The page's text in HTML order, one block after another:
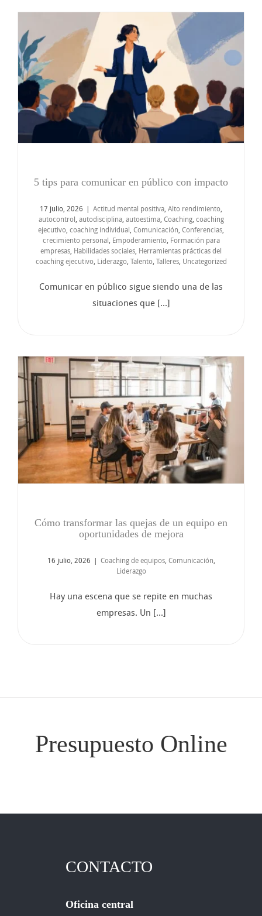
5 tips para comunicar en público con impacto
17 julio, 2026 Actitud mental positiva, Alto rendimiento,
autocontrol , autodisciplina, autoestima, Coaching, coaching
ejecutivo, coaching individual , Comunicación, Conferencias,
crecimiento personal , Empoderamiento, Formación para
empresas, Habilidades sociales, Herramientas prácticas del
coaching ejecutivo, Liderazgo, Talento, Talleres, Uncategorized
Comunicar en público sigue siendo una de las
situaciones que [...]
Cómo transformar las quejas de un equipo en
oportunidades de mejora
16 julio, 2026 Coaching de equipos, Comunicación,
Liderazgo
Hay una escena que se repite en muchas
empresas. Un [...]
Presupuesto Online
CONTACTO
Oficina central